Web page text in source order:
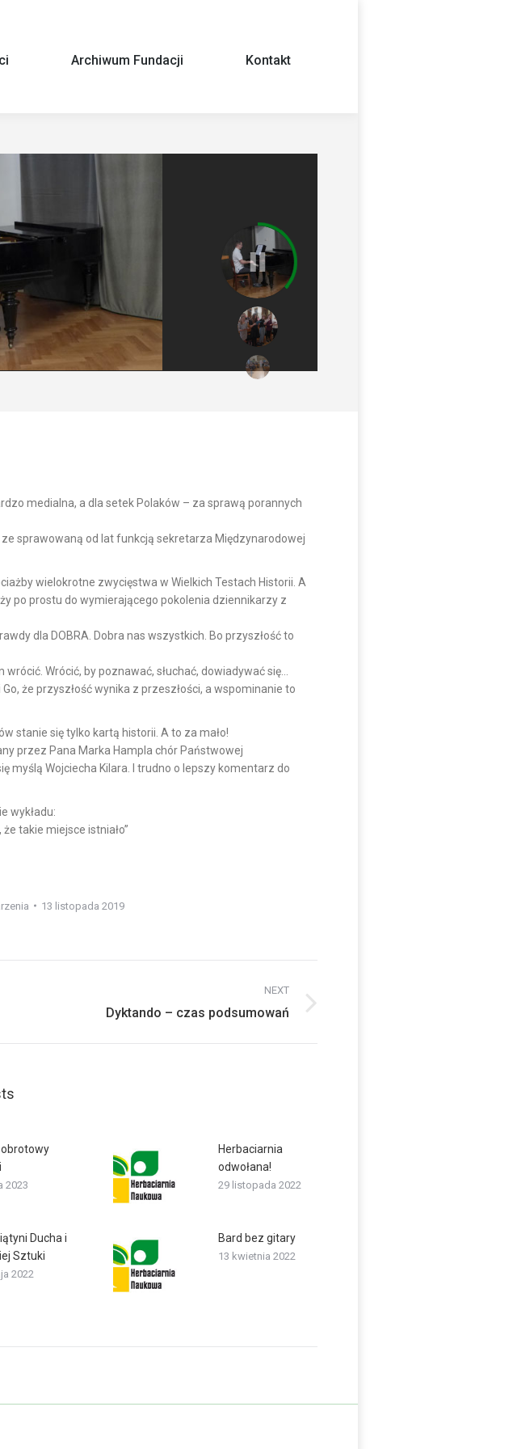
Archiwum Fundacji Kontakt
medialna, a dla setek Polaków – za sprawą porannych
ze sprawowaną od lat funkcją sekretarza Międzynarodowej
wielokrotne zwycięstwa w Wielkich Testach Historii. A
po prostu do wymierającego pokolenia dziennikarzy z
dla DOBRA. Dobra nas wszystkich. Bo przyszłość to
Wrócić, by poznawać, słuchać, dowiadywać się…
że przyszłość wynika z przeszłości, a wspominanie to
stanie się tylko kartą historii. A to za mało!
przez Pana Marka Hampla chór Państwowej
myślą Wojciecha Kilara. I trudno o lepszy komentarz do
wykładu:
takie miejsce istniało”
13 listopada 2019
NEXT
Dyktando – czas podsumowań
obrotowy
2023
Herbaciarnia
odwołana!
29 listopada 2022
Ducha i
Sztuki
2022
Bard bez gitary
13 kwietnia 2022